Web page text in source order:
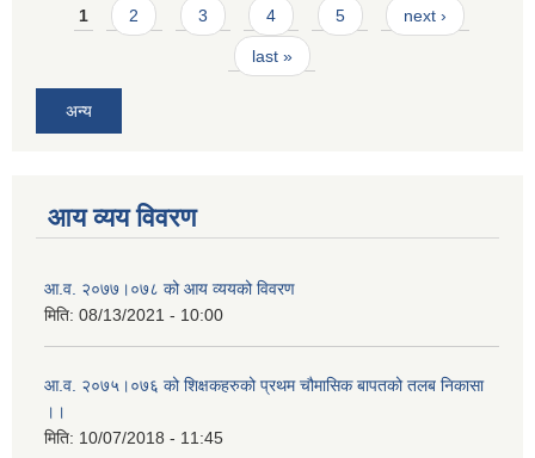
Pages
1 2 3 4 5 next ›
last »
अन्य
आय व्यय विवरण
आ.व. २०७७।०७८ को आय व्ययको विवरण
मिति: 08/13/2021 - 10:00
आ.व. २०७५।०७६ को शिक्षकहरुको प्रथम चौमासिक बापतको तलब निकासा
।।
मिति: 10/07/2018 - 11:45